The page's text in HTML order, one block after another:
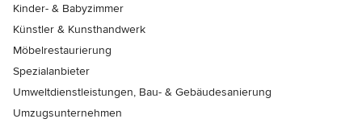
Kinder- & Babyzimmer
Künstler & Kunsthandwerk
Möbelrestaurierung
Spezialanbieter
Umweltdienstleistungen, Bau- & Gebäudesanierung
Umzugsunternehmen